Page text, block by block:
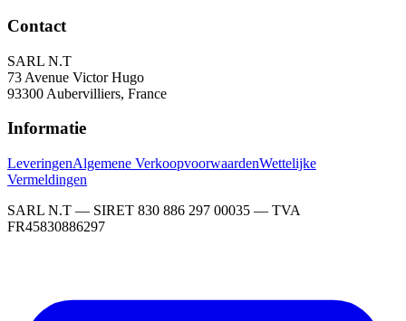
Contact
SARL N.T
73 Avenue Victor Hugo
93300 Aubervilliers, France
Informatie
LeveringenAlgemene VerkoopvoorwaardenWettelijke
Vermeldingen
SARL N.T — SIRET 830 886 297 00035 — TVA
FR45830886297